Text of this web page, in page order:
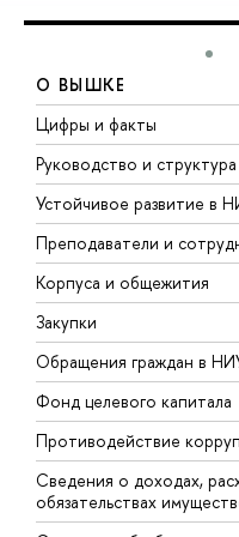
О ВЫШКЕ
Цифры и факты
Руководство и структура
Устойчивое развитие в
Преподаватели и
Корпуса и общежития
Закупки
Обращения граждан в
Фонд целевого капитала
Противодействие
Сведения о доходах,
обязательствах